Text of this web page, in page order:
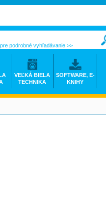
podrobné vyhľadávanie >>
VEĽKÁ BIELA
TECHNIKA
SOFTWARE, E-
KNIHY